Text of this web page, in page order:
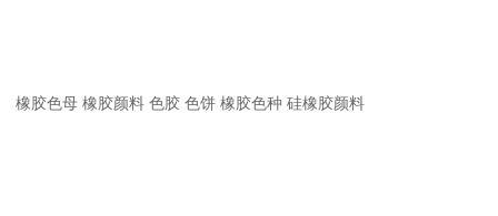
橡胶色母 橡胶颜料 色胶 色饼 橡胶色种 硅橡胶颜料